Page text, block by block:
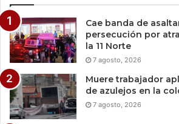
Cae banda de
persecución por
la 11 Norte
7 agosto, 2026
Muere trabajador
de azulejos en la
7 agosto, 2026